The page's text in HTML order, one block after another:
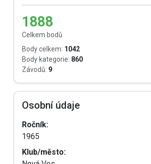
1888
Celkem bodů
Body celkem: 1042
Body kategorie: 860
Závodů: 9
Osobní údaje
Ročník:
1965
Klub/město: